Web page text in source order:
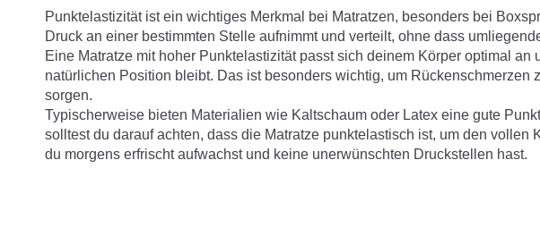
Punktelastizität ist ein wichtiges Merkmal bei Matratzen, besonders bei
Druck an einer bestimmten Stelle aufnimmt und verteilt, ohne dass
Eine Matratze mit hoher Punktelastizität passt sich deinem Körper optimal
natürlichen Position bleibt. Das ist besonders wichtig, um Rückenschmerzen
sorgen.
Typischerweise bieten Materialien wie Kaltschaum oder Latex eine gute
solltest du darauf achten, dass die Matratze punktelastisch ist, um den
du morgens erfrischt aufwachst und keine unerwünschten Druckstellen hast.